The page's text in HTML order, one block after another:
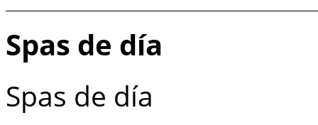
Spas de día
Spas de día